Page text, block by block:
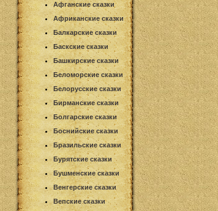
Афганские сказки
Африканские сказки
Балкарские сказки
Баскские сказки
Башкирские сказки
Беломорские сказки
Белорусские сказки
Бирманские сказки
Болгарские сказки
Боснийские сказки
Бразильские сказки
Бурятские сказки
Бушменские сказки
Венгерские сказки
Вепские сказки